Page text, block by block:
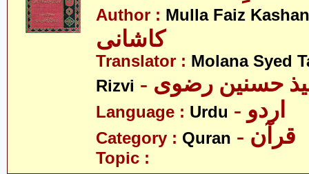
Author : Mulla Faiz
کاشانی
Translator : Molana Syed
Rizvi
حسنین رضوی
Language : Urdu - اردو
Category : Quran - قرآن
Topic :